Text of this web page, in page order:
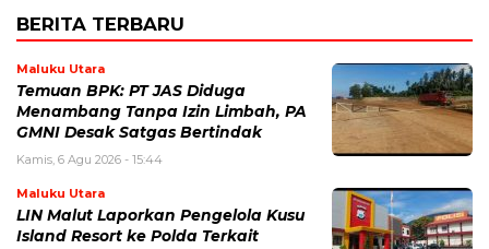
BERITA TERBARU
Maluku Utara
Temuan BPK: PT JAS Diduga
Menambang Tanpa Izin Limbah, PA
GMNI Desak Satgas Bertindak
Kamis, 6 Agu 2026 - 15:44
Maluku Utara
LIN Malut Laporkan Pengelola Kusu
Island Resort ke Polda Terkait